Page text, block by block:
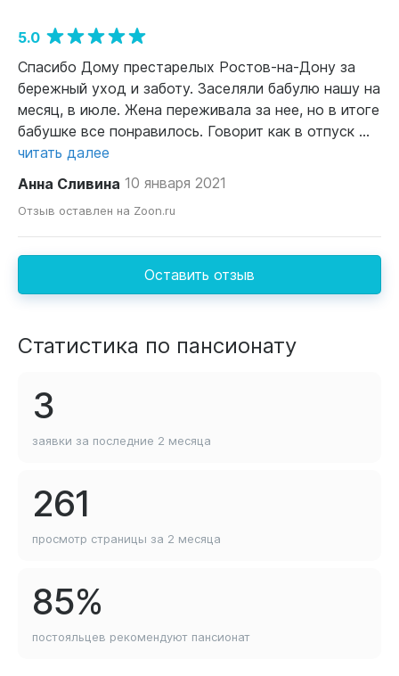
5.0
Спасибо Дому престарелых Ростов-на-Дону за
бережный уход и заботу. Заселяли бабулю нашу на
месяц, в июле. Жена переживала за нее, но в итоге
бабушке все понравилось. Говорит как в отпуск ...
читать далее
Анна Сливина 10 января 2021
Отзыв оставлен на Zoon.ru
Оставить отзыв
Статистика по пансионату
3
заявки за последние 2 месяца
261
просмотр страницы за 2 месяца
85%
постояльцев рекомендуют пансионат